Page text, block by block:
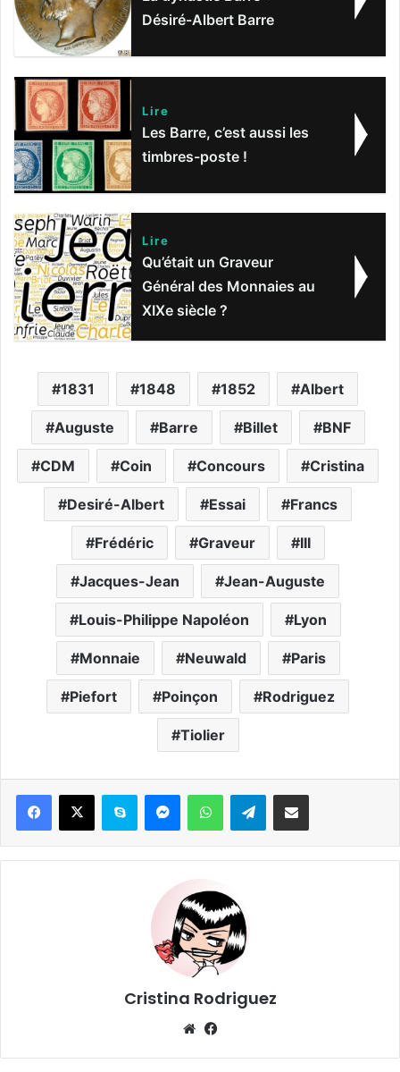
Désiré-Albert Barre
Lire
Les Barre, c’est aussi les
timbres-poste !
Lire
Qu’était un Graveur
Général des Monnaies au
XIXe siècle ?
1831 1848 1852 Albert
Auguste Barre Billet BNF
CDM Coin Concours Cristina
Desiré-Albert Essai Francs
Frédéric Graveur III
Jacques-Jean Jean-Auguste
Louis-Philippe Napoléon Lyon
Monnaie Neuwald Paris
Piefort Poinçon Rodriguez
Tiolier
Telegram
Cristina Rodriguez
We